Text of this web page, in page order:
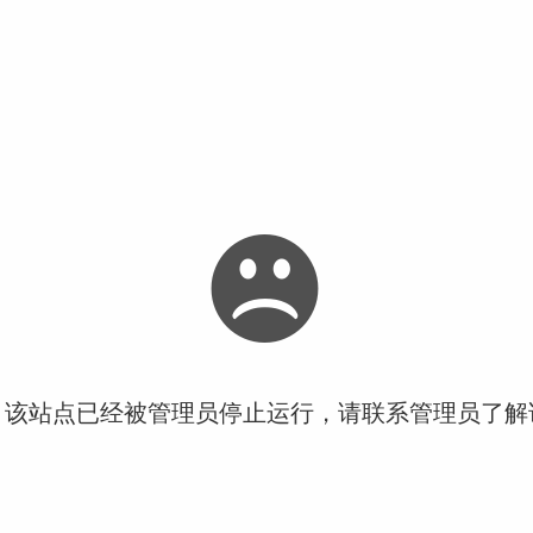
站点已经被管理员停止运行，请联系管理员了